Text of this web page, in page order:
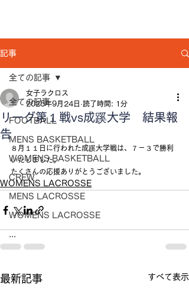
記事
全ての記事
FOOTBALL
MENS BASKETBALL
WOMENS BASKETBALL
CREW
MENS LACROSSE
WOMENS LACROSSE
...
全ての記事
リーグ第１戦vs成蹊大学 結果報
告
女子ラクロス
2025年9月24日 読了時間: 1分
８月１１日に行われた成蹊大学戦は、７－３で勝利
いたしました。
たくさんの応援ありがとうございました。
WOMENS LACROSSE
最新記事 すべて表示